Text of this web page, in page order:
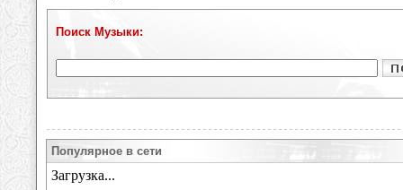
Поиск Музыки:
Популярное в сети